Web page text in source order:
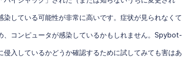
している可能性が非常に高いです。症状が見られなくて
、コンピュータが感染しているかもしれません。Spybot-
入しているかどうか確認するために試してみても害はあ